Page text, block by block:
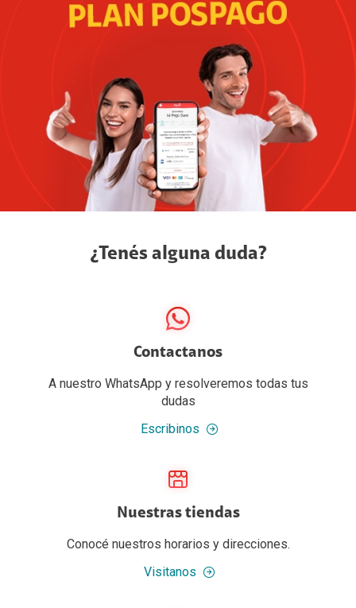
¿Tenés alguna duda?
Contactanos
A nuestro WhatsApp y resolveremos todas tus
dudas
Escribinos
Nuestras tiendas
Conocé nuestros horarios y direcciones.
Visitanos